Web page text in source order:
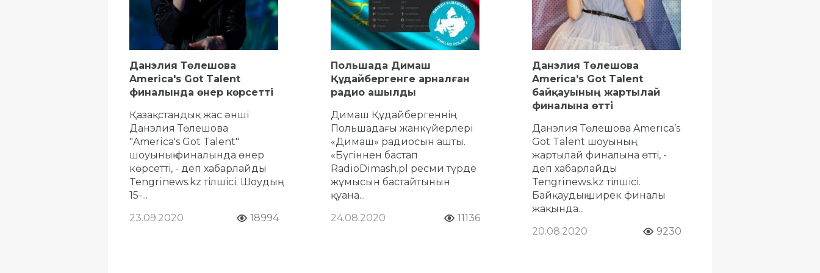
Данэлия Төлешова
America's Got Talent
финалында өнер көрсетті
Қазақстандық жас әнші
Данэлия Төлешова
"America's Got Talent"
шоуының финалында өнер
көрсетті, - деп хабарлайды
Tengrinews.kz тілшісі. Шоудың
15-...
23.09.2020
18994
Польшада Димаш
Құдайбергенге арналған
радио ашылды
Димаш Құдайбергеннің
Польшадағы жанкүйерлері
«Димаш» радиосын ашты.
«Бүгіннен бастап
RadioDimash.pl ресми түрде
жұмысын бастайтынын
қуана...
24.08.2020
11136
Данэлия Төлешова
America’s Got Talent
байқауының жартылай
финалына өтті
Данэлия Төлешова America’s
Got Talent шоуының
жартылай финалына өтті, -
деп хабарлайды
Tengrinews.kz тілшісі.
Байқаудың ширек финалы
жақында...
20.08.2020
9230